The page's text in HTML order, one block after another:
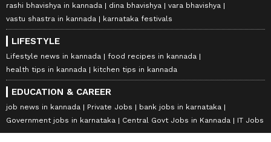
rashi bhavishya in kannada dina bhavishya
vara bhavishya
vastu shastra in kannada
karnataka festivals
LIFESTYLE
Lifestyle news in kannada
food recipes in kannada
health tips in kannada
kitchen tips in kannada
EDUCATION & CAREER
job news in kannada Private Jobs
bank jobs in karnataka
Government jobs in karnataka
Central Govt Jobs in Kannada IT Jobs